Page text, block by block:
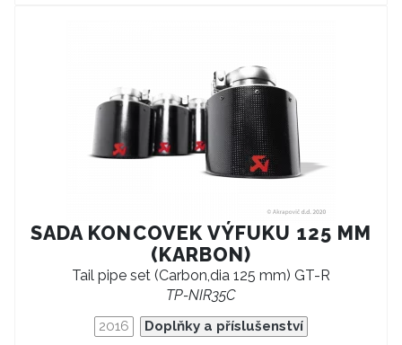
SADA KONCOVEK VÝFUKU 125 MM
(KARBON)
Tail pipe set (Carbon,dia 125 mm) GT-R
TP-NIR35C
2016 Doplňky a příslušenství